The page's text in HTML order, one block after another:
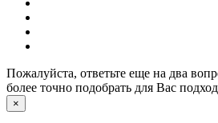
Пожалуйста, ответьте еще на два
более точно подобрать для Вас
×